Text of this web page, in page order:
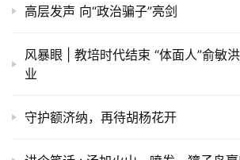
高层发声 向“政治骗子”亮剑
风暴眼 | 教培时代结束 “体面人”俞敏
业
守护额济纳，再待胡杨花开